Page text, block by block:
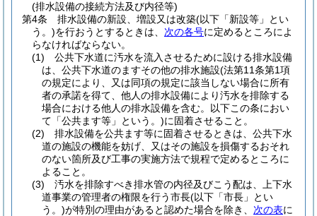
(排水設備の接続方法及び内径等)
第4条
排水設備の新設、増設又は改築(以下「新設等」とい
う。)を行おうとするときは、 次の各号に定めるところによ
らなければならない。
(1)
公共下水道に汚水を流入させるために設ける排水設備
は、公共下水道のますその他の排水施設(法第11条第1項
の規定により、又は同項の規定に該当しない場合に所有
者の承諾を得て、他人の排水設備により汚水を排除する
場合における他人の排水設備を含む。以下この条におい
て「公共ます等」という。)に固着させること。
(2)
排水設備を公共ます等に固着させるときは、公共下水
道の施設の機能を妨げ、又はその施設を損傷するおそれ
のない箇所及び工事の実施方法で規程で定めるところに
よること。
(3)
汚水を排除すべき排水管の内径及びこう配は、上下水
道事業の管理者の権限を行う市長(以下「市長」とい
う。)が特別の理由があると認めた場合を除き、 次の表に